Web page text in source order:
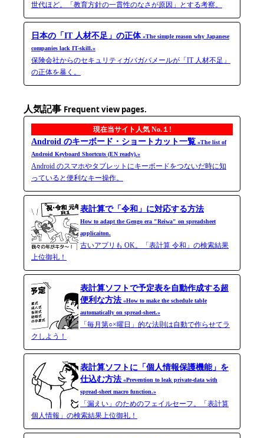
世代ほど。「教育方針の一貫性のなさが原因」とする考察。
日本の「IT 人材不足」の正体«The simple reason why Japanese
companies lack IT-skill.»
保険会社からのセキュリティガバガバメールが「IT 人材不足」
の正体を暴く。
人気記事 Frequent view pages.
現在当サイト人気 No.１!
Android のキーボード・ショートカット一覧 «The list of
Android Keyboard Shortcuts (EN ready).»
Android のスマホやタブレットにキーボードをつないだ時に知
っていると便利なキー操作。
表計算で「令和」に対応する方法
How to adapt the Gengo era "Reiwa" on spreadsheet
applicaiton.
古いアプリも OK。「表計算 令和」の検索結果
上位御礼！
表計算ソフトで予定表を自動作成する超
便利な方法«How to make the schedule table
automatically on spread-sheet.»
「毎月第○×曜日」的な法則は自動で作らせてラ
クしよう！
表計算ソフトに「個人情報保護機能」を
仕込む方法«Prevention to leak private-data with
spread-​sheet macro function.»
「漏えい」のためのフェイルセーフ。「表計算
個人情報」の検索結果上位御礼！